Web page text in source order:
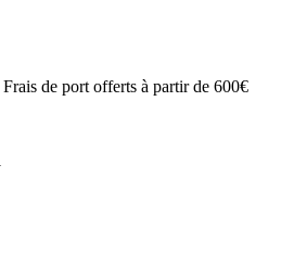
Frais de port offerts à partir de 600€